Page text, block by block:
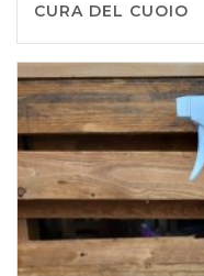
CURA DEL CUOIO